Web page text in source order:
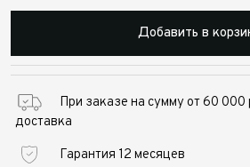
Добавить в
При заказе на сумму от 60 000
доставка
Гарантия 12 месяцев